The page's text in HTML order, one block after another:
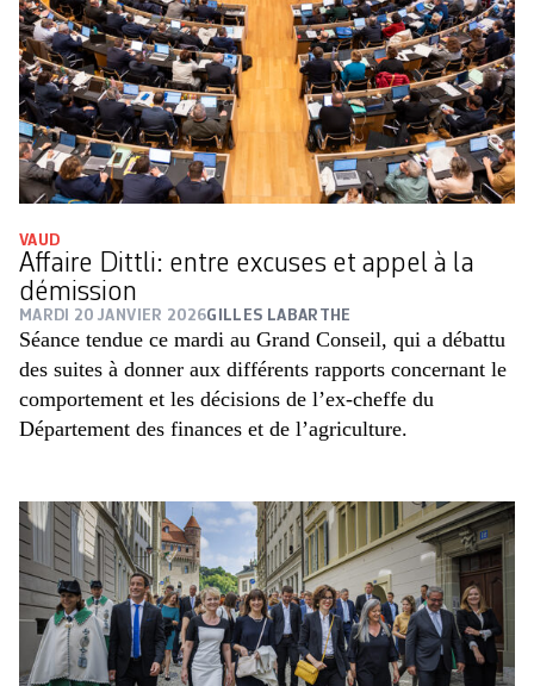
VAUD
Affaire Dittli: entre excuses et appel à la
démission
MARDI 20 JANVIER 2026GILLES LABARTHE
Séance tendue ce mardi au Grand Conseil, qui a débattu
des suites à donner aux différents rapports concernant le
comportement et les décisions de l’ex-cheffe du
Département des finances et de l’agriculture.